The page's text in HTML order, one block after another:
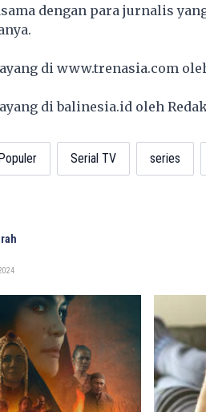
dengan para jurnalis
di www.trenasia.com
dibalinesia.id oleh
Serial TV series